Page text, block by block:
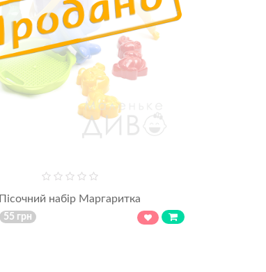
Пісочний набір Маргаритка
55 грн